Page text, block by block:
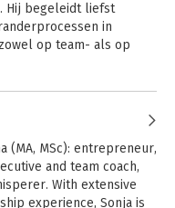
Hij begeleidt liefst
in
op team- als op
specialisaties heeft hij
in
individueel niveau is hij
in het begeleiden van
(MA, MSc): entrepreneur,
and team coach,
With extensive
experience, Sonja is